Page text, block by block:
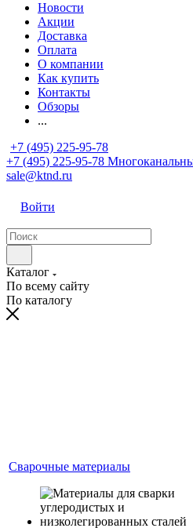
Новости
Акции
Доставка
Оплата
О компании
Как купить
Контакты
Обзоры
...
+7 (495) 225-95-78
+7 (495) 225-95-78
sale@ktnd.ru
Войти
Каталог
По всему сайту
По каталогу
Сварочные материалы